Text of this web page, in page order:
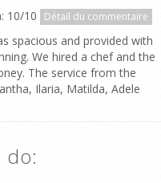
10/10
Détail du commentaire
spacious and provided with
We hired a chef and the
The service from the
Ilaria, Matilda, Adele
do: